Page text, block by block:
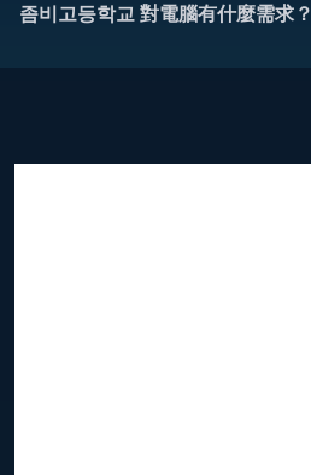
좀비고등학교 對電腦有什麼需求？